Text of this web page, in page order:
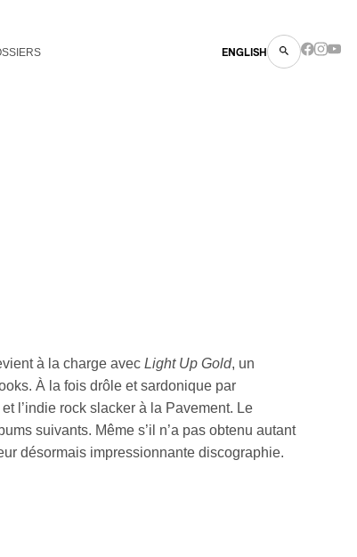
ENGLISH
à la charge avec Light Up Gold, un
À la fois drôle et sardonique par
l’indie rock slacker à la Pavement. Le
suivants. Même s’il n’a pas obtenu autant
désormais impressionnante discographie.